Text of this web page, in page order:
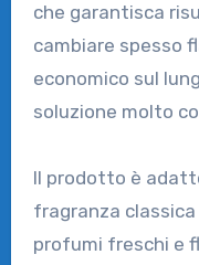
che garantisca
cambiare spesso
economico sul
soluzione molto
Il prodotto è
fragranza
profumi freschi e